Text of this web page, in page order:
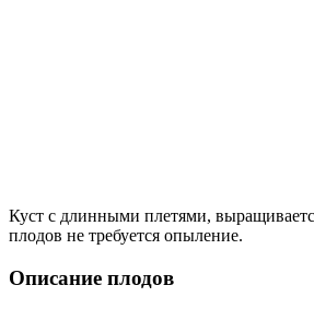
Куст с длинными плетями,
плодов не требуется опыление.
Описание плодов